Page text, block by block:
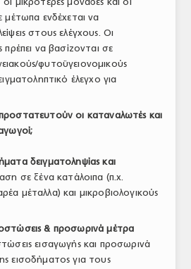
μέτωπα ενδέχεται να
στους ελέγχους. Οι
πρέπει να βασίζονται σε
φυτοϋγειονομικούς
έλεγχο για
οι καταναλωτές και
δειγματοληψίας και
σε ξένα κατάλοιπα (π.χ.
μέταλλα) και μικροβιολογικούς
& προσωρινά μέτρα
εισαγωγής και προσωρινά
εισοδήματος για τους